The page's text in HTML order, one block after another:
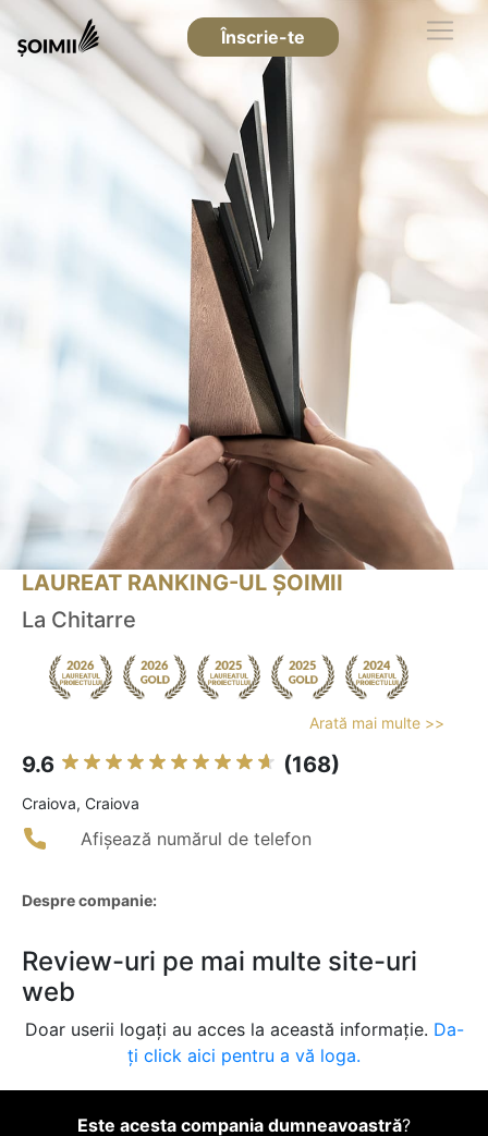
Înscrie-te
LAUREAT RANKING-UL ȘOIMII
La Chitarre
Arată mai multe >>
9.6 (168)
Craiova, Craiova
Afișează numărul de telefon
Despre companie:
Review-uri pe mai multe site-uri
web
Doar userii logați au acces la această informație. Da-
ți click aici pentru a vă loga.
Este acesta compania dumneavoastră?